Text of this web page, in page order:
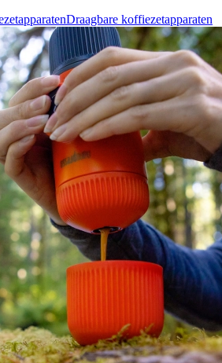
Draagbare koffiezetapparaten